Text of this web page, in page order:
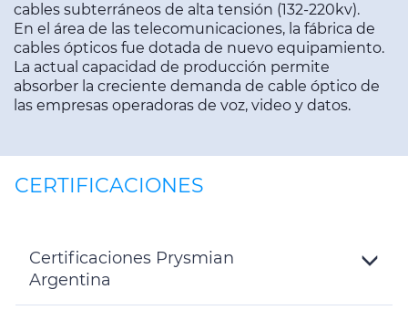
cables subterráneos de alta tensión (132-220kv).
En el área de las telecomunicaciones, la fábrica de
cables ópticos fue dotada de nuevo equipamiento.
La actual capacidad de producción permite
absorber la creciente demanda de cable óptico de
las empresas operadoras de voz, video y datos.
CERTIFICACIONES
Certificaciones Prysmian
Argentina